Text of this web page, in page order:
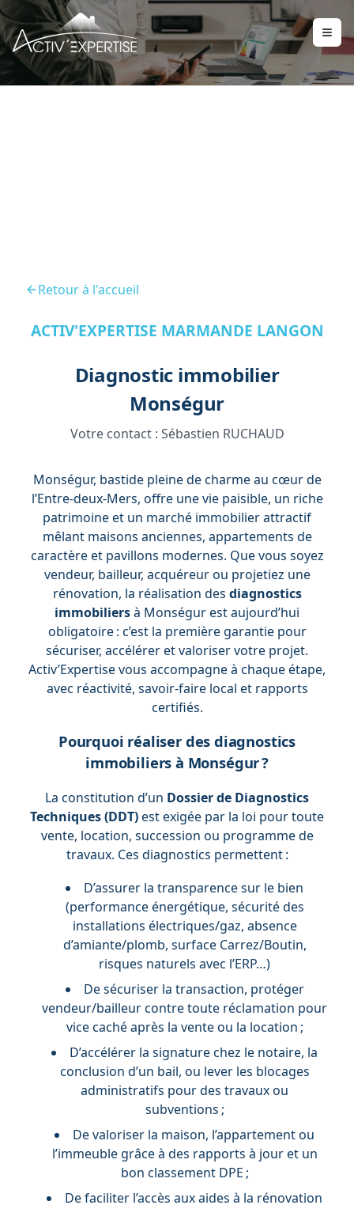
Retour à l'accueil
ACTIV'EXPERTISE MARMANDE LANGON
Diagnostic immobilier
Monségur
Votre contact : Sébastien RUCHAUD
Monségur, bastide pleine de charme au cœur de
l’Entre-deux-Mers, offre une vie paisible, un riche
patrimoine et un marché immobilier attractif
mêlant maisons anciennes, appartements de
caractère et pavillons modernes. Que vous soyez
vendeur, bailleur, acquéreur ou projetiez une
rénovation, la réalisation des diagnostics
immobiliersà Monségur est aujourd’hui
obligatoire : c’est la première garantie pour
sécuriser, accélérer et valoriser votre projet.
Activ’Expertise vous accompagne à chaque étape,
avec réactivité, savoir-faire local et rapports
certifiés.
Pourquoi réaliser des diagnostics
immobiliers à Monségur ?
La constitution d’un Dossier de Diagnostics
Techniques (DDT)est exigée par la loi pour toute
vente, location, succession ou programme de
travaux. Ces diagnostics permettent :
D’assurer la transparence sur le bien
(performance énergétique, sécurité des
installations électriques/gaz, absence
d’amiante/plomb, surface Carrez/Boutin,
risques naturels avec l’ERP…)
De sécuriser la transaction, protéger
vendeur/bailleur contre toute réclamation pour
vice caché après la vente ou la location ;
D’accélérer la signature chez le notaire, la
conclusion d’un bail, ou lever les blocages
administratifs pour des travaux ou
subventions ;
De valoriser la maison, l’appartement ou
l’immeuble grâce à des rapports à jour et un
bon classement DPE ;
De faciliter l’accès aux aides à la rénovation